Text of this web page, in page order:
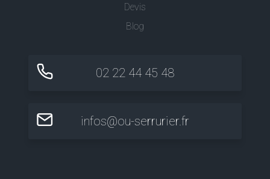
Devis
Blog
02 22 44 45 48
infos@ou-serrurier.fr